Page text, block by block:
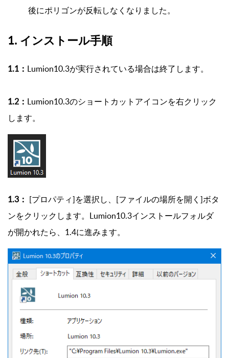
後にポリゴンが反転しなくなりました。
1. インストール手順
1.1： Lumion10.3が実行されている場合は終了します。
1.2： Lumion10.3のショートカットアイコンを右クリック
します。
1.3： [プロパティ]を選択し、[ファイルの場所を開く]ボタ
ンをクリックします。Lumion10.3インストールフォルダ
が開かれたら、1.4に進みます。